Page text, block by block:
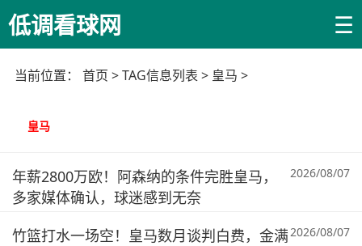
低调看球网 ☰
当前位置： 首页 > TAG信息列表 > 皇马 >
皇马
年薪2800万欧！阿森纳的条件完胜皇马，
多家媒体确认，球迷感到无奈
2026/08/07
竹篮打水一场空！皇马数月谈判白费，金满2026/08/07